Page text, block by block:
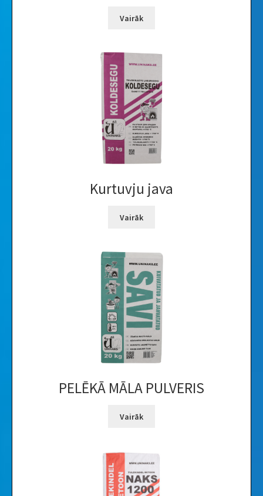
Vairāk
Kurtuvju java
Vairāk
PELĒKĀ MĀLA PULVERIS
Vairāk